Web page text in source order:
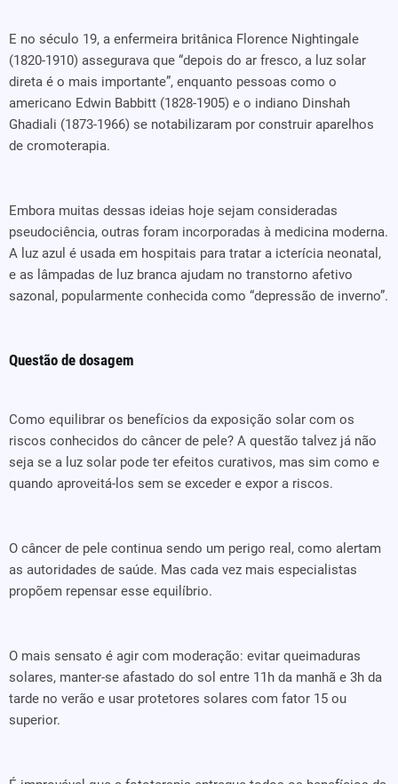
E no século 19, a enfermeira britânica Florence Nightingale
(1820-1910) assegurava que “depois do ar fresco, a luz solar
direta é o mais importante”, enquanto pessoas como o
americano Edwin Babbitt (1828-1905) e o indiano Dinshah
Ghadiali (1873-1966) se notabilizaram por construir aparelhos
de cromoterapia.
Embora muitas dessas ideias hoje sejam consideradas
pseudociência, outras foram incorporadas à medicina moderna.
A luz azul é usada em hospitais para tratar a icterícia neonatal,
e as lâmpadas de luz branca ajudam no transtorno afetivo
sazonal, popularmente conhecida como “depressão de inverno”.
Questão de dosagem
Como equilibrar os benefícios da exposição solar com os
riscos conhecidos do câncer de pele? A questão talvez já não
seja se a luz solar pode ter efeitos curativos, mas sim como e
quando aproveitá-los sem se exceder e expor a riscos.
O câncer de pele continua sendo um perigo real, como alertam
as autoridades de saúde. Mas cada vez mais especialistas
propõem repensar esse equilíbrio.
O mais sensato é agir com moderação: evitar queimaduras
solares, manter-se afastado do sol entre 11h da manhã e 3h da
tarde no verão e usar protetores solares com fator 15 ou
superior.